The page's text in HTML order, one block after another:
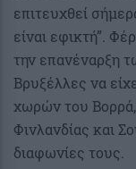
επιτευχθεί
είναι εφικτή”.
την επανέναρξη
Βρυξέλλες να
χωρών του Βορρά,
Φινλανδίας και
διαφωνίες τους.